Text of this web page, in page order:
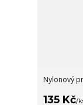
Nylonový
135 Kč/